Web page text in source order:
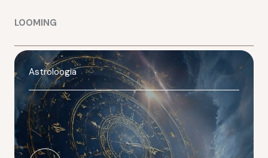
LOOMING
Astroloogia